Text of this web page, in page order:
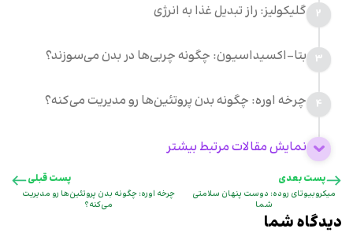
2 گلیکولیز: راز تبدیل غذا به انرژی
3 بتا-اکسیداسیون: چگونه چربی‌ها در بدن می‌سوزند؟
4 چرخه اوره: چگونه بدن پروتئین‌ها رو مدیریت می‌کنه؟
نمایش مقالات مرتبط بیشتر
پست بعدی
میکروبیوتای روده: دوست پنهان سلامتی
شما
پست قبلی
چرخه اوره: چگونه بدن پروتئین‌ها رو مدیریت
می‌کنه؟
دیدگاه شما